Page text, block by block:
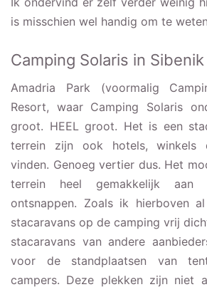
is misschien wel handig om te
Camping Solaris in Sibenik
Amadria Park (voormalig
Resort, waar Camping Solaris
groot. HEEL groot. Het is een
terrein zijn ook hotels, winkels
vinden. Genoeg vertier dus. Het
terrein heel gemakkelijk
ontsnappen. Zoals ik hierboven
stacaravans op de camping vrij
stacaravans van andere
voor de standplaatsen van
campers. Deze plekken zijn niet